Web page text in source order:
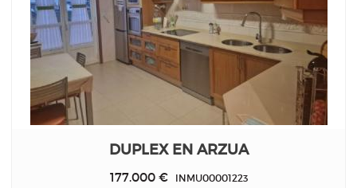
DUPLEX EN ARZUA
177.000 €INMU00001223